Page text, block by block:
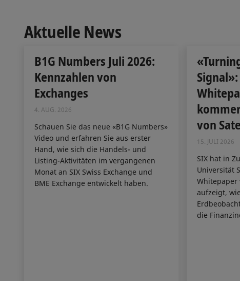
Aktuelle News
B1G Numbers Juli 2026:
Kennzahlen von
Exchanges
4. AUG. 2026
Schauen Sie das neue «B1G Numbers»
Video und erfahren Sie aus erster
Hand, wie sich die Handels- und
Listing-Aktivitäten im vergangenen
Monat an SIX Swiss Exchange und
BME Exchange entwickelt haben.
von
15. JULI 2026
SIX hat in
Universität
Whitepaper
aufzeigt,
die